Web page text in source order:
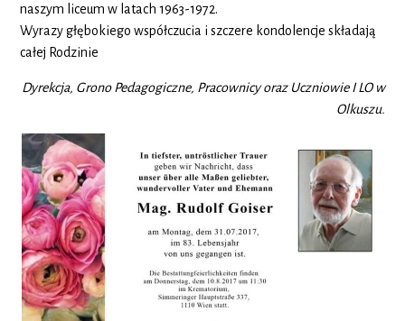
naszym liceum w latach 1963-1972.
Wyrazy głębokiego współczucia i szczere kondolencje składają
całej Rodzinie
Dyrekcja, Grono Pedagogiczne, Pracownicy oraz Uczniowie I LO w
Olkuszu.